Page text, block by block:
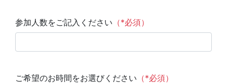
参加人数をご記入ください （*必須）
ご希望のお時間をお選びください （*必須）